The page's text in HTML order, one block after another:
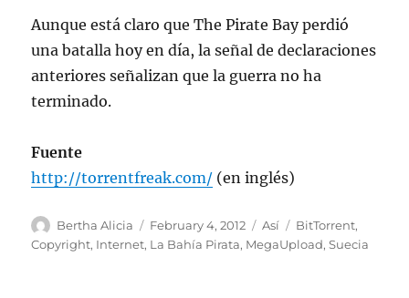
Aunque está claro que The Pirate Bay perdió
una batalla hoy en día, la señal de declaraciones
anteriores señalizan que la guerra no ha
terminado.
Fuente
http://torrentfreak.com/ (en inglés)
Author
Bertha Alicia
Posted
on
February 4, 2012 Categories
Así Tags
BitTorrent,
Copyright, Internet, La Bahía Pirata, MegaUpload,Suecia